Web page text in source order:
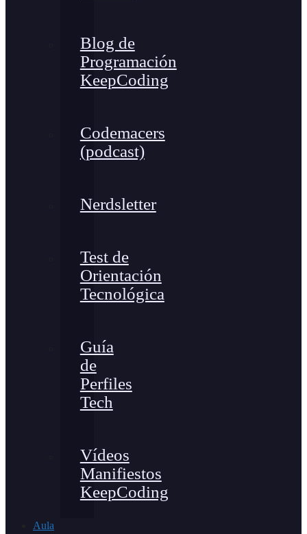
Blog de
Programación
KeepCoding
Codemacers
(podcast)
Nerdsletter
Test de
Orientación
Tecnológica
Guía
de
Perfiles
Tech
Vídeos
Manifiestos
KeepCoding
Aula